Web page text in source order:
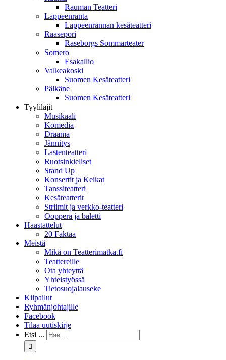
Rauman Teatteri
Lappeenranta
Lappeenrannan kesäteatteri
Raasepori
Raseborgs Sommarteater
Somero
Esakallio
Valkeakoski
Suomen Kesäteatteri
Pälkäne
Suomen Kesäteatteri
Tyylilajit
Musikaali
Komedia
Draama
Jännitys
Lastenteatteri
Ruotsinkieliset
Stand Up
Konsertit ja Keikat
Tanssiteatteri
Kesäteatterit
Striimit ja verkko-teatteri
Ooppera ja baletti
Haastattelut
20 Faktaa
Meistä
Mikä on Teatterimatka.fi
Teattereille
Ota yhteyttä
Yhteistyössä
Tietosuojalauseke
Kilpailut
Ryhmänjohtajille
Facebook
Tilaa uutiskirje
Etsi ...